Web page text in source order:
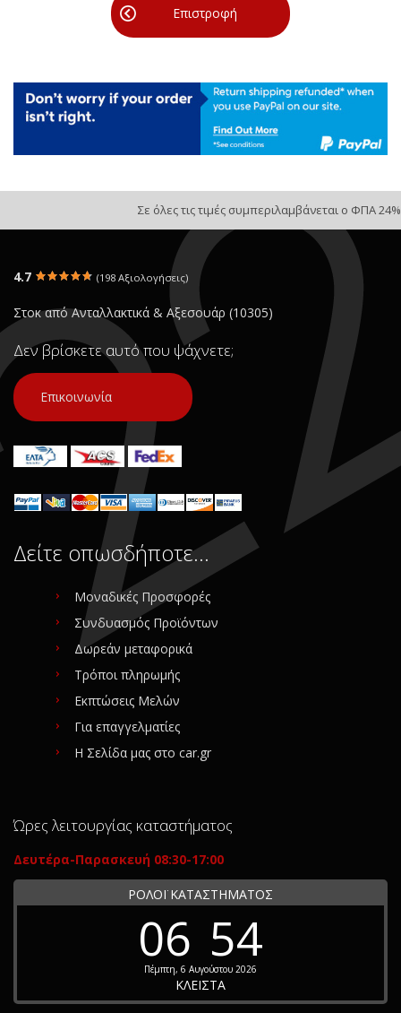
Επιστροφή
Σε όλες τις τιμές συμπεριλαμβάνεται ο ΦΠΑ 24%
4.7 (198 Αξιολογήσεις)
Στοκ από Ανταλλακτικά & Αξεσουάρ (10305)
Δεν βρίσκετε αυτό που ψάχνετε;
Επικοινωνία
Δείτε οπωσδήποτε…
Μοναδικές Προσφορές
Συνδυασμός Προϊόντων
Δωρεάν μεταφορικά
Τρόποι πληρωμής
Εκπτώσεις Μελών
Για επαγγελματίες
Η Σελίδα μας στο car.gr
Ώρες λειτουργίας καταστήματος
Δευτέρα-Παρασκευή 08:30-17:00
ΡΟΛΟΪ ΚΑΤΑΣΤΗΜΑΤΟΣ
06 54
Πέμπτη, 6 Αυγούστου 2026
ΚΛΕΙΣΤΑ